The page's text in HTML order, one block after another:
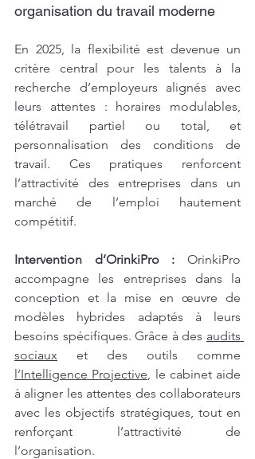
organisation du travail moderne
En 2025, la flexibilité est devenue un
critère central pour les talents à la
recherche d’employeurs alignés avec
leurs attentes : horaires modulables,
télétravail partiel ou total, et
personnalisation des conditions de
travail. Ces pratiques renforcent
l’attractivité des entreprises dans un
marché de l’emploi hautement
compétitif.
Intervention d’OrinkiPro : OrinkiPro
accompagne les entreprises dans la
conception et la mise en œuvre de
modèles hybrides adaptés à leurs
besoins spécifiques. Grâce à des audits
sociaux
l’Intelligence Projective, le cabinet aide
à aligner les attentes des collaborateurs
avec les objectifs stratégiques, tout en
renforçant l’attractivité de
l’organisation.